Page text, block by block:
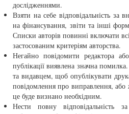
дослідженнями.
Взяти на себе відповідальність за
на фінансування, звіти та інші
Списки авторів повинні включати
застосованим критеріям авторства.
Негайно повідомити редактора
публікації виявлена ​​значна
та видавцем, щоб опублікувати
повідомлення про виправлення,
це буде визнано необхідним.
Нести повну відповідальність